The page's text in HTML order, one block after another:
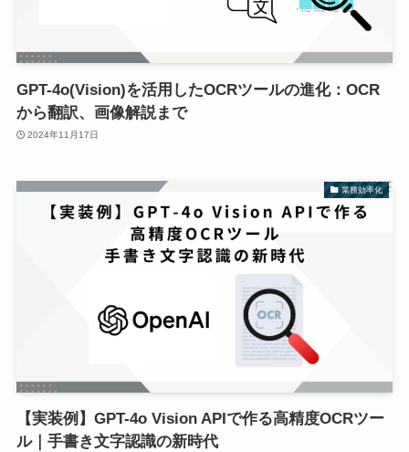
GPT-4o(Vision)を活用したOCRツールの進化：OCR
から翻訳、画像解説まで
2024年11月17日
業務効率化
【実装例】GPT-4o Vision APIで作る高精度OCRツー
ル｜手書き文字認識の新時代